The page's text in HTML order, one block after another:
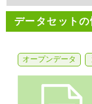
データセットの
オープンデータ